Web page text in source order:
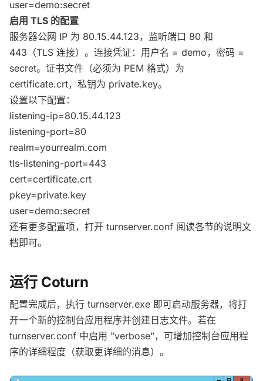
user=demo:secret
启用 TLS 的配置
服务器公网 IP 为 80.15.44.123，监听端口 80 和
443（TLS 连接）。连接凭证：用户名 = demo，密码 =
secret。证书文件（必须为 PEM 格式）为
certificate.crt，私钥为 private.key。
设置以下配置：
listening-ip=80.15.44.123
listening-port=80
realm=yourrealm.com
tls-listening-port=443
cert=certificate.crt
pkey=private.key
user=demo:secret
还有更多配置项，打开 turnserver.conf 阅读各节的说明文
档即可。
运行 Coturn
配置完成后，执行 turnserver.exe 即可启动服务器，将打
开一个新的控制台应用程序并创建日志文件。若在
turnserver.conf 中启用 "verbose"，可增加控制台应用程
序的详细程度（获取更详细的消息）。